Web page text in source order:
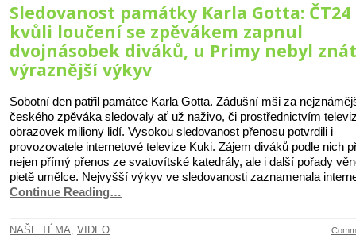
Sledovanost památky Karla Gotta: ČT24
kvůli loučení se zpěvákem zapnul
dvojnásobek diváků, u Primy nebyl znát
výraznější výkyv
Sobotní den patřil památce Karla Gotta. Zádušní mši za
českého zpěváka sledovaly ať už naživo, či prostřednictvím
obrazovek miliony lidí. Vysokou sledovanost přenosu potvrdili i
provozovatele internetové televize Kuki. Zájem diváků podle nich
nejen přímý přenos ze svatovítské katedrály, ale i další pořady
pietě umělce. Nejvyšší výkyv ve sledovanosti zaznamenala
Continue Reading…
NAŠE TÉMA, VIDEO